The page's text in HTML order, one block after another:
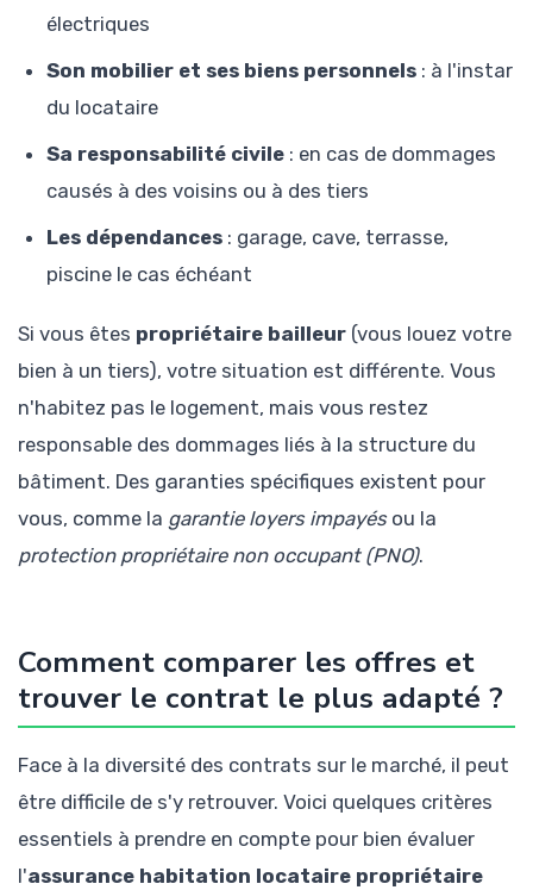
électriques
Son mobilier et ses biens personnels : à l'instar
du locataire
Sa responsabilité civile : en cas de dommages
causés à des voisins ou à des tiers
Les dépendances : garage, cave, terrasse,
piscine le cas échéant
Si vous êtes propriétaire bailleur (vous louez votre
bien à un tiers), votre situation est différente. Vous
n'habitez pas le logement, mais vous restez
responsable des dommages liés à la structure du
bâtiment. Des garanties spécifiques existent pour
vous, comme la garantie loyers impayésou la
protection propriétaire non occupant (PNO).
Comment comparer les offres et
trouver le contrat le plus adapté ?
Face à la diversité des contrats sur le marché, il peut
être difficile de s'y retrouver. Voici quelques critères
essentiels à prendre en compte pour bien évaluer
l'assurance habitation locataire propriétaire